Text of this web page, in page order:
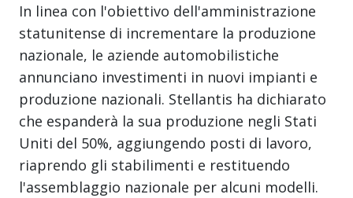
In linea con l'obiettivo dell'amministrazione
statunitense di incrementare la produzione
nazionale, le aziende automobilistiche
annunciano investimenti in nuovi impianti e
produzione nazionali. Stellantis ha dichiarato
che espanderà la sua produzione negli Stati
Uniti del 50%, aggiungendo posti di lavoro,
riaprendo gli stabilimenti e restituendo
l'assemblaggio nazionale per alcuni modelli.